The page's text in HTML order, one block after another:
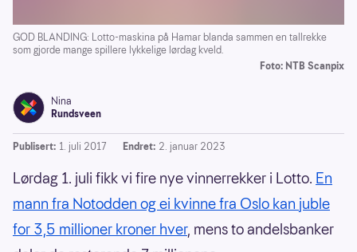
GOD BLANDING: Lotto-maskina på Hamar blanda sammen en tallrekke
som gjorde mange spillere lykkelige lørdag kveld.
Foto: NTB Scanpix
Nina
Rundsveen
Publisert: 1. juli 2017 Endret: 2. januar 2023
Lørdag 1. juli fikk vi fire nye vinnerrekker i Lotto. En
mann fra Notodden og ei kvinne fra Oslo kan juble
for 3,5 millioner kroner hver, mens to andelsbanker